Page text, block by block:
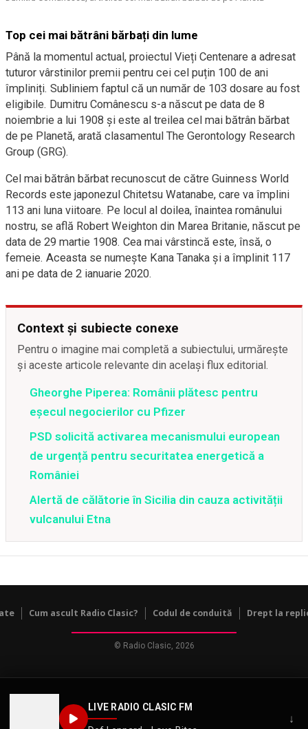
LIVE RADIO CLASIC FM
↓
Top cei mai bătrâni bărbați din lume
Până la momentul actual, proiectul Vieți Centenare a adresat
tuturor vârstinilor premii pentru cei cel puțin 100 de ani
împliniți. Subliniem faptul că un număr de 103 dosare au fost
eligibile. Dumitru Comânescu s-a născut pe data de 8
noiembrie a lui 1908 și este al treilea cel mai bătrân bărbat
de pe Planetă, arată clasamentul The Gerontology Research
Group (GRG).
Cel mai bătrân bărbat recunoscut de către Guinness World
Records este japonezul Chitetsu Watanabe, care va împlini
113 ani luna viitoare. Pe locul al doilea, înaintea românului
nostru, se află Robert Weighton din Marea Britanie, născut pe
data de 29 martie 1908. Cea mai vârstincă este, însă, o
femeie. Aceasta se numește Kana Tanaka și a împlinit 117
ani pe data de 2 ianuarie 2020.
Context și subiecte conexe
Pentru o imagine mai completă a subiectului, urmărește
și aceste articole relevante din același flux editorial.
Gheorghe Piperea: Românii plătesc pentru
eșecul negocierilor cu Pfizer
PSD solicită activarea mecanismului european
de urgență pentru securitatea energetică a
României
Alertă de călătorie în Sicilia din cauza activității
vulcanului Etna
Cum ascult Radio Clasic? Codul de conduită Drept la
© Radio Clasic, 2026